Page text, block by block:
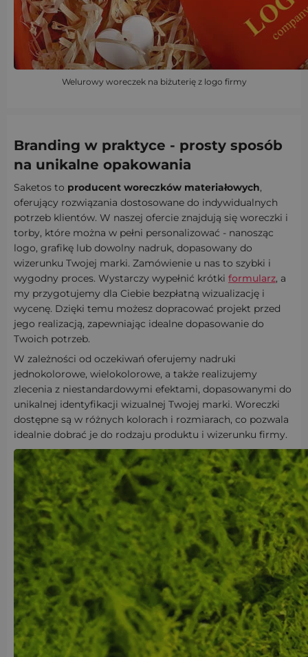
Welurowy woreczek na biżuterię z logo firmy
Branding w praktyce - prosty sposób
na unikalne opakowania
Saketos to producent woreczków materiałowych,
oferujący rozwiązania dostosowane do indywidualnych
potrzeb klientów. W naszej ofercie znajdują się woreczki i
torby, które można w pełni personalizować - nanosząc
logo, grafikę lub dowolny nadruk, dopasowany do
wizerunku Twojej marki. Zamówienie u nas to szybki i
wygodny proces. Wystarczy wypełnić krótki formularz, a
my przygotujemy dla Ciebie bezpłatną wizualizację i
wycenę. Dzięki temu możesz dopracować projekt przed
jego realizacją, zapewniając idealne dopasowanie do
Twoich potrzeb.
W zależności od oczekiwań oferujemy nadruki
jednokolorowe, wielokolorowe, a także realizujemy
zlecenia z niestandardowymi efektami, dopasowanymi do
unikalnej identyfikacji wizualnej Twojej marki. Woreczki
dostępne są w różnych kolorach i rozmiarach, co pozwala
idealnie dobrać je do rodzaju produktu i wizerunku firmy.